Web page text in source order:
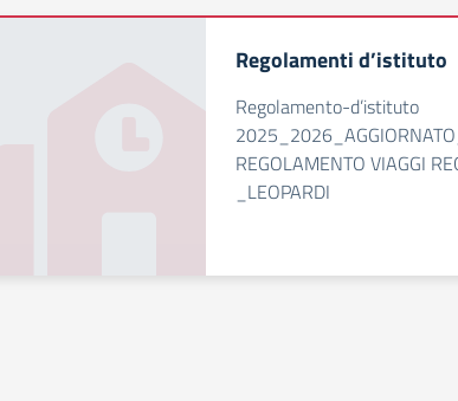
Regolamenti d’istituto
Regolamento-d’istituto
REGOLAMENTO VIAGGI
_LEOPARDI